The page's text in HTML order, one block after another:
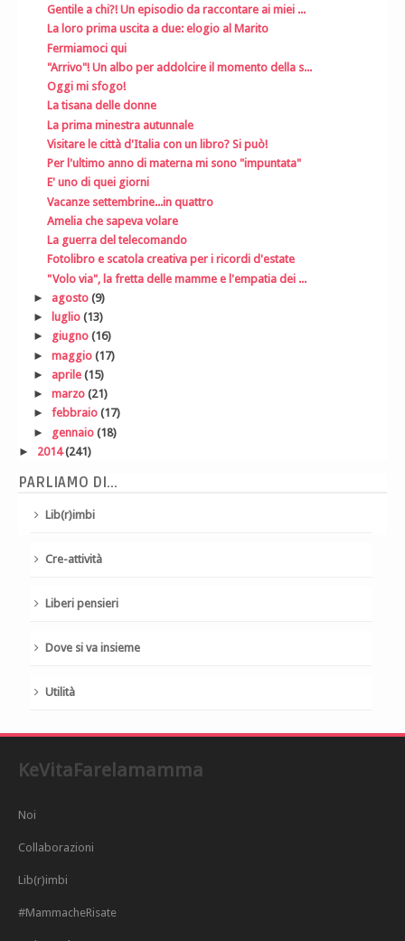
Gentile a chi?! Un episodio da raccontare ai miei ...
La loro prima uscita a due: elogio al Marito
Fermiamoci qui
"Arrivo"! Un albo per addolcire il momento della s...
Oggi mi sfogo!
La tisana delle donne
La prima minestra autunnale
Visitare le città d'Italia con un libro? Si può!
Per l'ultimo anno di materna mi sono "impuntata"
E' uno di quei giorni
Vacanze settembrine...in quattro
Amelia che sapeva volare
La guerra del telecomando
Fotolibro e scatola creativa per i ricordi d'estate
"Volo via", la fretta delle mamme e l'empatia dei ...
► agosto (9)
►
luglio (13)
► giugno (16)
► maggio (17)
► aprile (15)
► marzo (21)
► febbraio (17)
► gennaio (18)
► 2014(241)
PARLIAMO DI...
Lib(r)imbi
Cre-attività
Liberi pensieri
Dove si va insieme
Utilità
KeVitaFarelamamma
Noi
Collaborazioni
Lib(r)imbi
#MammacheRisate